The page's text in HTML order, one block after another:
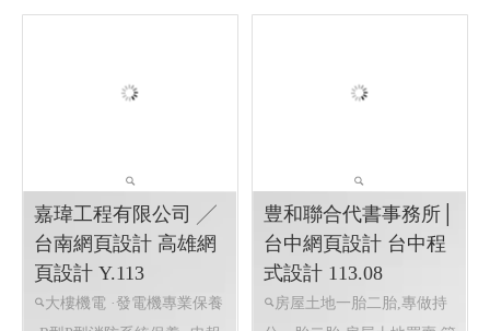
╱高雄網頁設計 程式
設計 Y.113
2024 高雄城市咖啡節
2024 高雄城市咖啡節 ╱高雄
網頁設計 程式設計 網頁設計
高雄網頁設計 程式設
計 Y.113
2024嶼浪市集 嶼浪市集 青
年局
線上活動 線上投票系
統 線上投票後台系統 標案